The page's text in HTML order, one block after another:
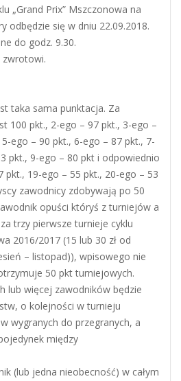
„Grand Prix” Mszczonowa na
odbędzie się w dniu 22.09.2018.
do godz. 9.30.
zwrotowi.
taka sama punktacja. Za
100 pkt., 2-ego – 97 pkt., 3-ego –
ego – 90 pkt., 6-ego – 87 pkt., 7-
pkt., 9-ego – 80 pkt i odpowiednio
pkt., 19-ego – 55 pkt., 20-ego – 53
zawodnicy zdobywają po 50
opuści któryś z turniejów a
trzy pierwsze turnieje cyklu
2016/2017 (15 lub 30 zł od
– listopad)), wpisowego nie
50 pkt turniejowych.
lub więcej zawodników będzie
o kolejności w turnieju
wygranych do przegranych, a
między
(lub jedna nieobecność) w całym